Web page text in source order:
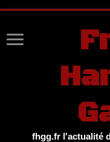
fhgg.fr l'actualité